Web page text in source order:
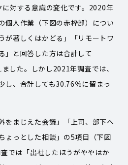
対する意識の変化です。2020年
個人作業（下図の赤枠部）につい
が著しくはかどる」「リモートワ
」と回答した方は合計して
した。しかし2021年調査では、
し、合計しても30.76％に留まっ
をまじえた会議」「上司、部下へ
ょっとした相談」の5項目（下図
では「出社したほうがややはか